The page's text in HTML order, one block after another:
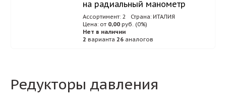
на радиальный манометр
Ассортимент: 2
Страна: ИТАЛИЯ
Цена: от 0,00 руб. (0%)
Нет в наличии
2 варианта 26 аналогов
Редукторы давления